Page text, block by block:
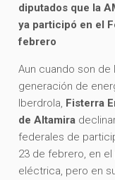
diputados que la
ya participó en el
febrero
Aun cuando son
generación de
Iberdrola, Fisterra
de Altamira
federales de
23 de febrero, en
eléctrica, pero en